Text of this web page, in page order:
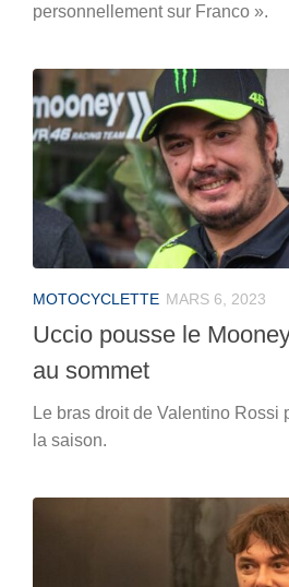
personnellement sur Franco ».
MOTOCYCLETTE MARS 6, 2023
Uccio pousse le
au sommet
Le bras droit de Valentino Rossi
la saison.